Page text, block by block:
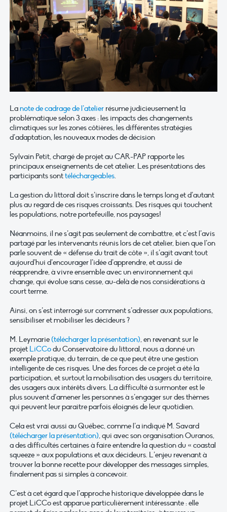
Lanote de cadrage de l’atelier résume judicieusement la
problématique selon 3 axes : les impacts des changements
climatiques sur les zones côtières, les différentes stratégies
d’adaptation, les nouveaux modes de décision
Sylvain Petit, chargé de projet au CAR-PAP rapporte les
principaux enseignements de cet atelier. Les présentations des
participants sonttéléchargeables.
La gestion du littoral doit s’inscrire dans le temps long et d’autant
plus au regard de ces risques croissants. Des risques qui touchent
les populations, notre portefeuille, nos paysages!
Néanmoins, il ne s’agit pas seulement de combattre, et c’est l’avis
partagé par les intervenants réunis lors de cet atelier, bien que l’on
parle souvent de « défense du trait de côte », il s’agit avant tout
aujourd’hui d’encourager l’idée d’apprendre, et aussi de
réapprendre, à vivre ensemble avec un environnement qui
change, qui évolue sans cesse, au-delà de nos considérations à
court terme.
Ainsi, on s’est interrogé sur comment s’adresser aux populations,
sensibiliser et mobiliser les décideurs ?
M. Leymarie(télécharger la présentation), en revenant sur le
projet LiCCodu Conservatoire du littoral, nous a donné un
exemple pratique, du terrain, de ce que peut être une gestion
intelligente de ces risques. Une des forces de ce projet a été la
participation, et surtout la mobilisation des usagers du territoire,
des usagers aux intérêts divers. La difficulté à surmonter est le
plus souvent d’amener les personnes à s’engager sur des thèmes
qui peuvent leur paraitre parfois éloignés de leur quotidien.
Cela est vrai aussi au Québec, comme l’a indiqué M. Savard
(télécharger la présentation), qui avec son organisation Ouranos,
a des difficultés certaines à faire entendre la question du « coastal
squeeze » aux populations et aux décideurs. L’enjeu revenant à
trouver la bonne recette pour développer des messages simples,
finalement pas si simples à concevoir.
C’est à cet égard que l’approche historique développée dans le
projet LiCCo est apparue particulièrement intéressante : elle